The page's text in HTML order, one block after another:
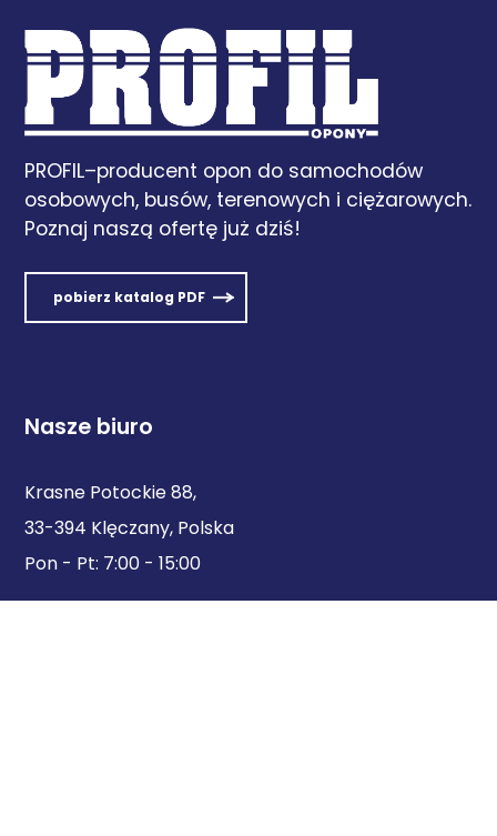
PROFIL–producent opon do samochodów
osobowych, busów, terenowych i ciężarowych.
Poznaj naszą ofertę już dziś!
pobierz katalog PDF
Nasze biuro
Krasne Potockie 88,
33-394 Klęczany, Polska
Pon - Pt: 7:00 - 15:00